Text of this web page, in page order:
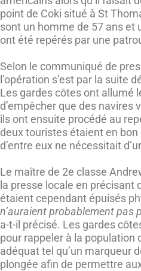
point de Coki situé à St
sont un homme de 57 ans et
ont été repérés par une
Selon le communiqué de
l’opération s’est par la suite
Les gardes côtes ont allumé
d’empêcher que des navires
ils ont ensuite procédé au
deux touristes étaient en
d’entre eux ne nécessitait
Le maître de 2e classe
la presse locale en précisant
étaient cependant épuisés
n’auraient probablement pas
a-t-il précisé. Les gardes
pour rappeler à la population
adéquat tel qu’un marqueur
plongée afin de permettre